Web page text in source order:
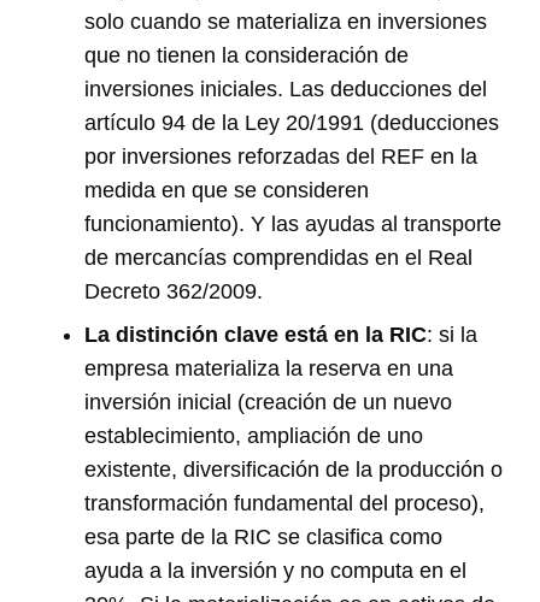
solo cuando se materializa en inversiones
que no tienen la consideración de
inversiones iniciales. Las deducciones del
artículo 94 de la Ley 20/1991 (deducciones
por inversiones reforzadas del REF en la
medida en que se consideren
funcionamiento). Y las ayudas al transporte
de mercancías comprendidas en el Real
Decreto 362/2009.
La distinción clave está en la RIC: si la
empresa materializa la reserva en una
inversión inicial (creación de un nuevo
establecimiento, ampliación de uno
existente, diversificación de la producción o
transformación fundamental del proceso),
esa parte de la RIC se clasifica como
ayuda a la inversión y no computa en el